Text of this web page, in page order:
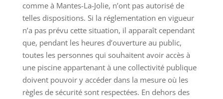
comme à Mantes-La-Jolie, n’ont pas autorisé de
telles dispositions. Si la réglementation en vigueur
n’a pas prévu cette situation, il apparaît cependant
que, pendant les heures d’ouverture au public,
toutes les personnes qui souhaitent avoir accès à
une piscine appartenant à une collectivité publique
doivent pouvoir y accéder dans la mesure où les
règles de sécurité sont respectées. En dehors des